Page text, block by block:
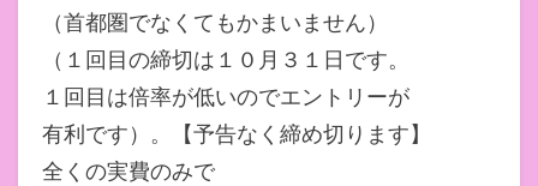
（首都圏でなくてもかまいません）
（１回目の締切は１０月３１日です。
１回目は倍率が低いのでエントリーが
有利です）。【予告なく締め切ります】
全くの実費のみで